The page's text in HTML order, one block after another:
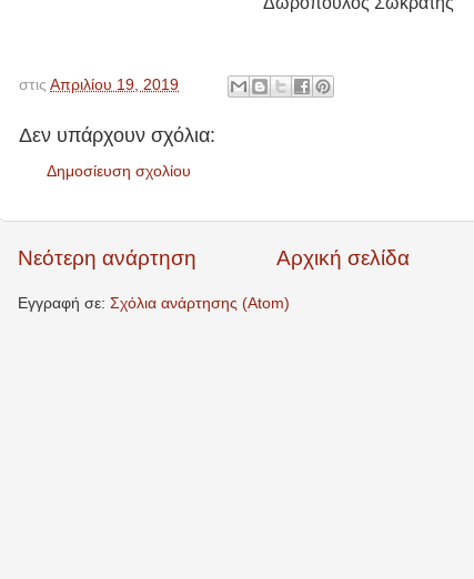
στις Απριλίου 19, 2019
Δεν υπάρχουν σχόλια:
Δημοσίευση σχολίου
Νεότερη ανάρτηση Αρχική σελίδα
Εγγραφή σε: Σχόλια ανάρτησης (Atom)